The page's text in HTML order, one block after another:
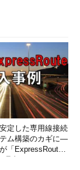
定した専用線接続
ム構築のカギに―
「ExpressRout